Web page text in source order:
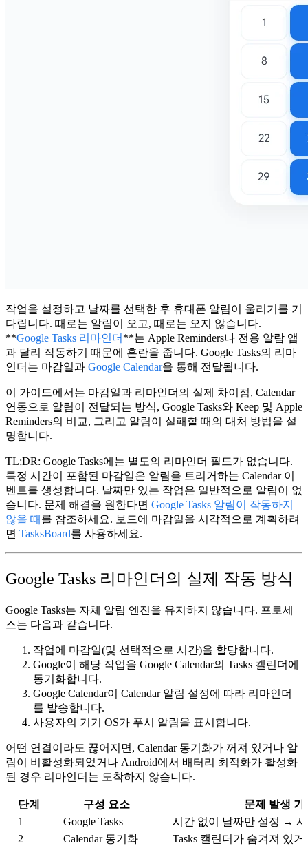
작업을 설정하고 날짜를 선택한 후 휴대폰 알림이 울리기를 기
다립니다. 때로는 알림이 오고, 때로는 오지 않습니다.
**Google Tasks 리마인더 **는 Apple Reminders나 전용 알람 앱
과 달리 작동하기 때문에 혼란을 줍니다. Google Tasks의 리마
인더는 마감일과 Google Calendar을 통해 전달됩니다.
이 가이드에서는 마감일과 리마인더의 실제 차이점, Calendar
연동으로 알림이 전달되는 방식, Google Tasks와 Keep 및 Apple
Reminders의 비교, 그리고 알림이 실패할 때의 대처 방법을 설
명합니다.
TL;DR: Google Tasks에는 별도의 리마인더 필드가 없습니다.
특정 시간이 포함된 마감일은 알림을 트리거하는 Calendar 이
벤트를 생성합니다. 날짜만 있는 작업은 일반적으로 알림이 없
습니다. 문제 해결을 원한다면 Google Tasks 알림이 작동하지
않을 때 를 참조하세요. 보드에 마감일을 시각적으로 계획하려
면 TasksBoard를 사용하세요.
Google Tasks 리마인더의 실제 작동 방식
Google Tasks는 자체 알림 엔진을 유지하지 않습니다. 프로세
스는 다음과 같습니다.
작업에 마감일(및 선택적으로 시간)을 할당합니다.
Google이 해당 작업을 Google Calendar의 Tasks 캘린더 에
동기화합니다.
Google Calendar이 Calendar 알림 설정에 따라 리마인더
를 발송합니다.
사용자의 기기 OS가 푸시 알림을 표시합니다.
어떤 연결이라도 끊어지면, Calendar 동기화가 꺼져 있거나 알
림이 비활성화되었거나 Android에서 배터리 최적화가 활성화
된 경우 리마인더는 도착하지 않습니다.
단계 구성 요소
문제 발생 가
1
Google Tasks
시간 없이 날짜만 설정 →
2
Calendar 동기화
Tasks 캘린더가 숨겨져 있